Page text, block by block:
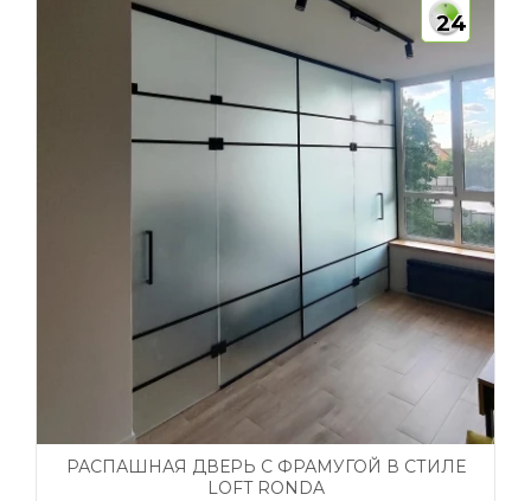
24
РАСПАШНАЯ ДВЕРЬ С ФРАМУГОЙ В СТИЛЕ
LOFT RONDA